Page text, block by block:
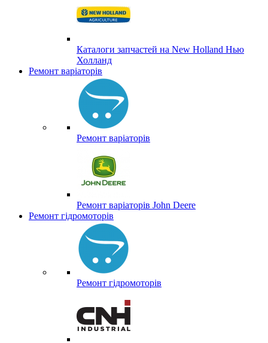
Каталоги запчастей на New Holland Нью
Холланд
Ремонт варіаторів
Ремонт варіаторів
Ремонт варіаторів John Deere
Ремонт гідромоторів
Ремонт гідромоторів